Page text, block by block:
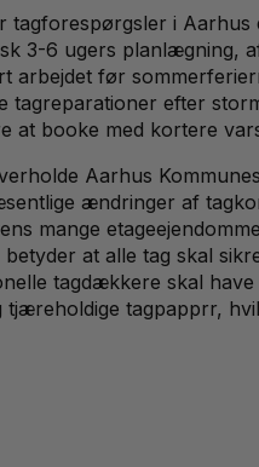
tagforespørgsler i
3-6 ugers planlægning,
arbejdet før
tagreparationer efter
at booke med kortere
Aarhus
ændringer af
mange
at alle tag skal
tagdækkere skal
tjæreholdige tagpapprr,